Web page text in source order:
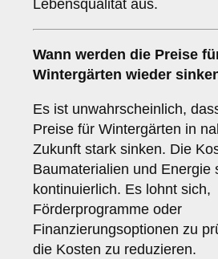
Lebensqualität aus.
Wann werden die Preise
Wintergärten wieder
Es ist unwahrscheinlich,
Preise für Wintergärten in
Zukunft stark sinken. Die
Baumaterialien und Energie
kontinuierlich. Es lohnt sich,
Förderprogramme oder
Finanzierungsoptionen zu
die Kosten zu reduzieren.